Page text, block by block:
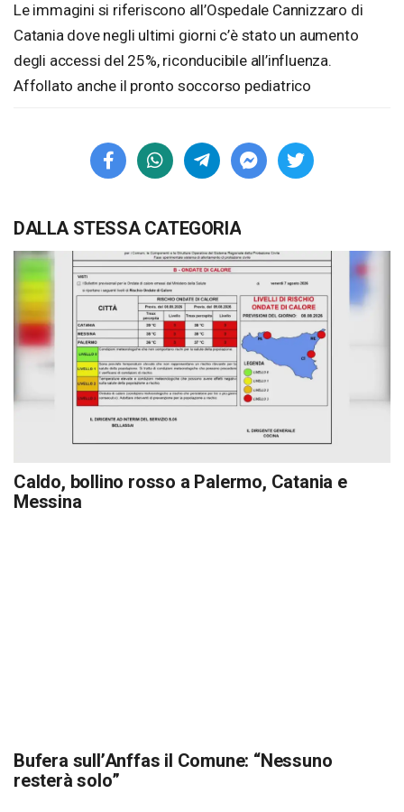
Le immagini si riferiscono all’Ospedale Cannizzaro di
Catania dove negli ultimi giorni c’è stato un aumento
degli accessi del 25%, riconducibile all’influenza.
Affollato anche il pronto soccorso pediatrico
DALLA STESSA CATEGORIA
Caldo, bollino rosso a Palermo, Catania e
Messina
Bufera sull’Anffas il Comune: “Nessuno
resterà solo”